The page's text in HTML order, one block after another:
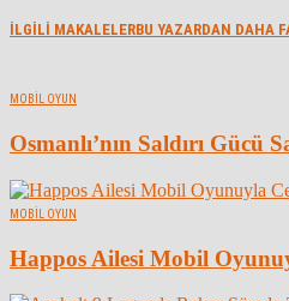
İLGİLİ MAKALELERBU YAZARDAN DAHA
MOBIL OYUN
Osmanlı’nın Saldırı Gücü
MOBIL OYUN
Happos Ailesi Mobil